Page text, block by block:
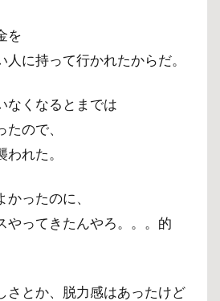
を
に持って行かれたからだ。
なくなるとまでは
ので、
れた。
ったのに、
やってきたんやろ。。。的
さとか、脱力感はあったけど